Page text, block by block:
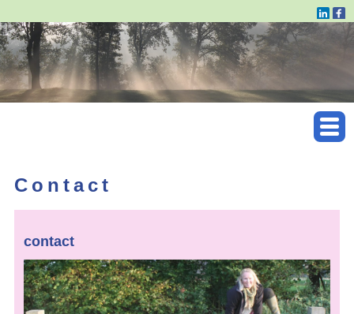
Contact
contact